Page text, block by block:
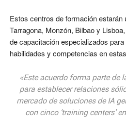
Estos centros de formación estarán
Tarragona, Monzón, Bilbao y
de capacitación especializados
habilidades y competencias en
«Este acuerdo forma parte de
para establecer relaciones
mercado de soluciones de IA
con cinco ‘training centers’